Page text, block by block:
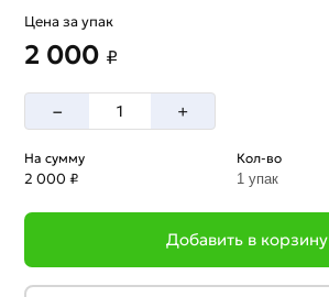
Цена за упак
2 000 ₽
– +
На сумму
2 000 ₽
Кол-во
1 упак
Добавить в корзину